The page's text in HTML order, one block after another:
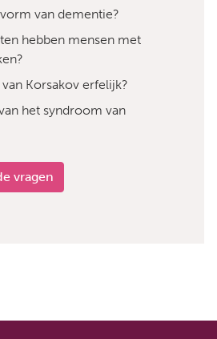
van dementie?
hebben mensen met
Korsakov erfelijk?
het syndroom van
vragen